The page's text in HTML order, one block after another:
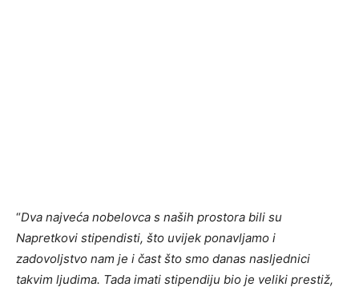
“Dva najveća nobelovca s naših prostora bili su
Napretkovi stipendisti, što uvijek ponavljamo i
zadovoljstvo nam je i čast što smo danas nasljednici
takvim ljudima. Tada imati stipendiju bio je veliki prestiž,